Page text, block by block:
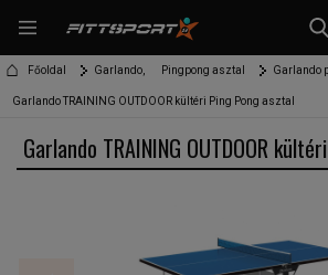
Főoldal Garlando, Pingpong asztal Garlando
Garlando TRAINING OUTDOOR kültéri Ping Pong asztal
Garlando TRAINING OUTDOOR
kereső